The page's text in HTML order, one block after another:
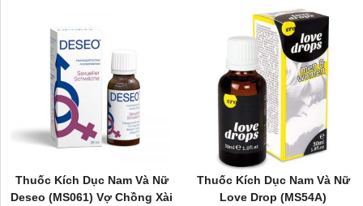
Thuốc Kích Dục Nam Và Nữ
Deseo (MS061) Vợ Chồng Xài
Thuốc Kích Dục Nam Và Nữ
Love Drop (MS54A)